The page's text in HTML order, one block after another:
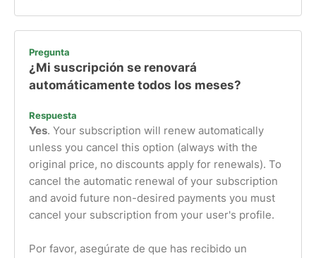
Pregunta
¿Mi suscripción se renovará
automáticamente todos los meses?
Respuesta
Yes. Your subscription will renew automatically
unless you cancel this option (always with the
original price, no discounts apply for renewals). To
cancel the automatic renewal of your subscription
and avoid future non-desired payments you must
cancel your subscription from your user's profile.
Por favor, asegúrate de que has recibido un